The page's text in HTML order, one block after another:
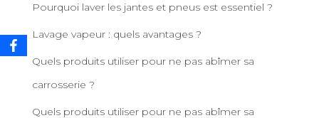
Pourquoi laver les jantes et pneus est essentiel ?
Lavage vapeur : quels avantages ?
Quels produits utiliser pour ne pas abîmer sa
carrosserie ?
Quels produits utiliser pour ne pas abîmer sa